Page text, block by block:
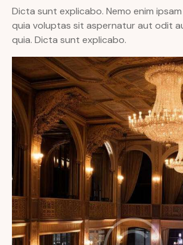
Dicta sunt explicabo. Nemo enim
quia voluptas sit aspernatur aut odit
quia. Dicta sunt explicabo.